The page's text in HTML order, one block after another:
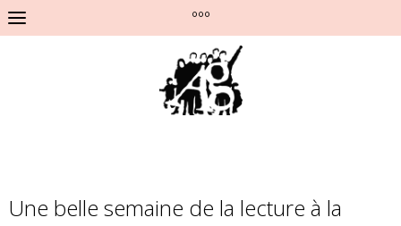
°°°
Une belle semaine de la lecture à la